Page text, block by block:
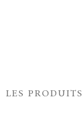
LES PRODUITS